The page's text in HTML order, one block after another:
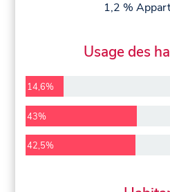
1,2 %
Usage des
14,6%
43%
42,5%